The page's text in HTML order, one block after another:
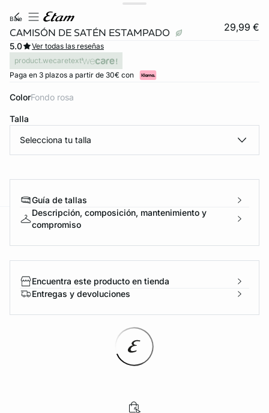
baie
CAMISÓN DE SATÉN ESTAMPADO 29,99 €
5.0
Ver todas las reseñas
product.wecaretext
Paga en 3 plazos a partir de 30€ con
Color fondo rosa
Talla
Selecciona tu talla
Guía de tallas
Descripción, composición, mantenimiento y
compromiso
Encuentra este producto en tienda
Entregas y devoluciones